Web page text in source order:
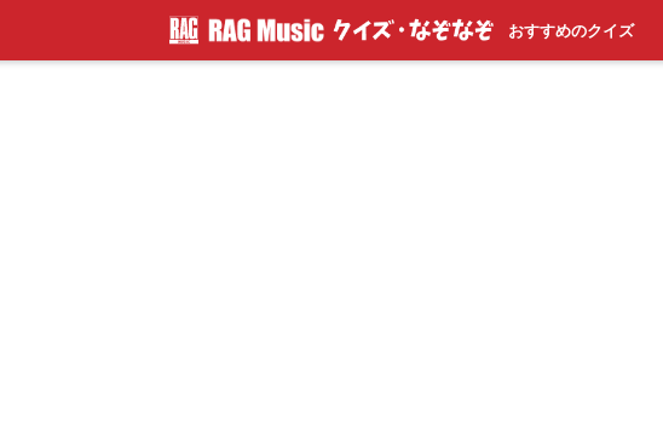
おすすめのクイズ